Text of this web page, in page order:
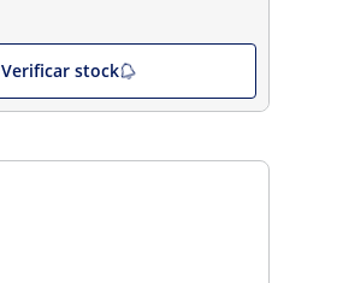
Verificar stock